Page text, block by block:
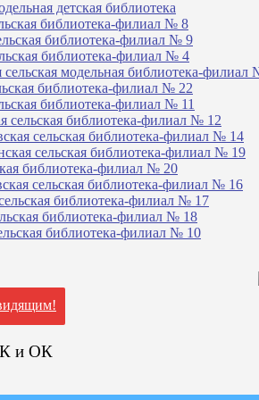
детская библиотека
библиотека-филиал № 8
библиотека-филиал № 9
библиотека-филиал № 4
сельская модельная библиотека-филиал
библиотека-филиал № 22
библиотека-филиал № 11
сельская библиотека-филиал № 12
сельская библиотека-филиал № 14
сельская библиотека-филиал № 19
библиотека-филиал № 20
сельская библиотека-филиал № 16
библиотека-филиал № 17
библиотека-филиал № 18
библиотека-филиал № 10
и ОК